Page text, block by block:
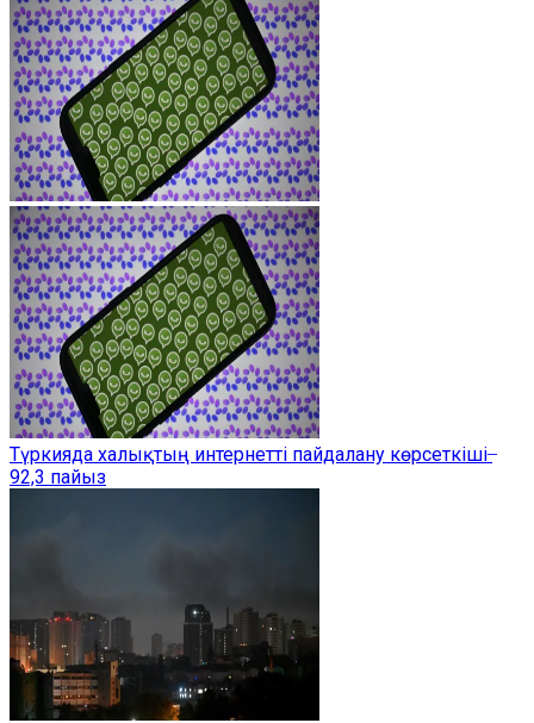
Түркияда халықтың интернетті пайдалану көрсеткіші ̶
92,3 пайыз